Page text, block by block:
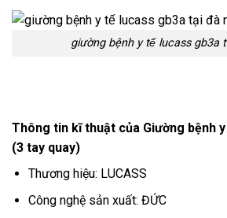
giường bệnh y tế lucass gb3a
Thông tin kĩ thuật của Giường bệnh
(3 tay quay)
Thương hiệu: LUCASS
Công nghệ sản xuất: ĐỨC